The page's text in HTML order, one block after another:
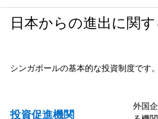
日本からの進出に関
シンガポールの基本的な投資制度です。
投資促進機関
外国